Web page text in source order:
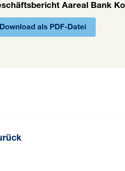
Aareal Bank
Download als PDF-Datei